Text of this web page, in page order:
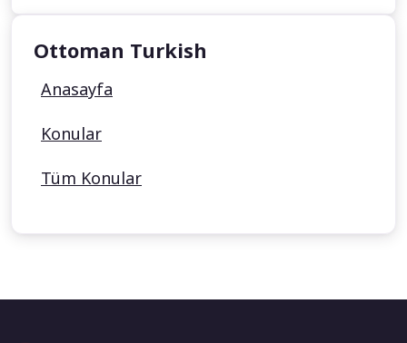
Ottoman Turkish
Anasayfa
Konular
Tüm Konular